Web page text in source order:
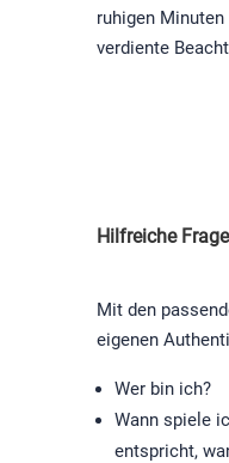
ruhigen
verdiente
Hilfreiche
Mit den
eigenen
Wer bin ich?
Wann spiele
entspricht,